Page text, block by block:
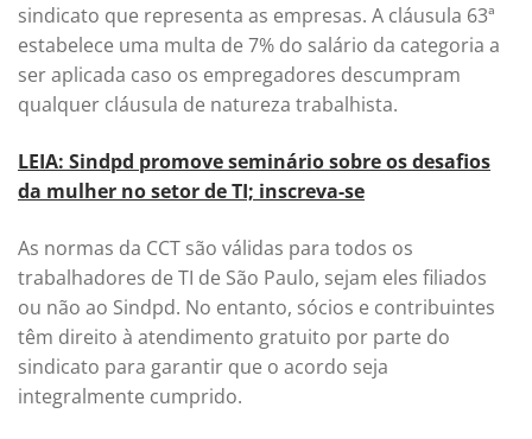
sindicato que representa as empresas. A cláusula 63ª
estabelece uma multa de 7% do salário da categoria a
ser aplicada caso os empregadores descumpram
qualquer cláusula de natureza trabalhista.
LEIA: Sindpd promove seminário sobre os desafios
da mulher no setor de TI; inscreva-se
As normas da CCT são válidas para todos os
trabalhadores de TI de São Paulo, sejam eles filiados
ou não ao Sindpd. No entanto, sócios e contribuintes
têm direito à atendimento gratuito por parte do
sindicato para garantir que o acordo seja
integralmente cumprido.